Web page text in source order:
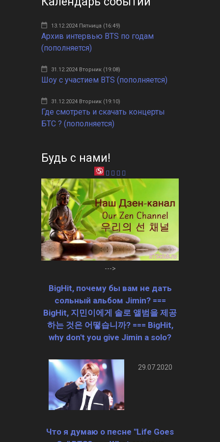
13.12.2024 Пятница (16:49)
Архив интервью BTS по годам
(пополняется)
31.12.2024 Вторник (19:08)
Шоу с участием BTS (пополняется)
31.12.2024 Вторник (19:10)
Где смотреть и скачать концерты
БТС ? (пополняется)
Будь с нами!
--->
BigHit, почему бы вам не дать
сольный альбом Jimin? ===
BigHit, 지민이에게 솔로 앨범을 제공
하는 것은 어떻습니까? === BigHit,
why don't you give Jimin a solo?
29.07.2020
Что я думаю о песне "Life Goes